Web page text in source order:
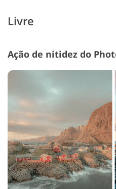
Livre
Ação de nitidez do